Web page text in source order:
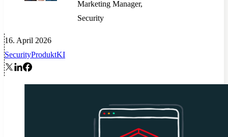
Marketing Manager,
Security
16. April 2026
SecurityProduktKI